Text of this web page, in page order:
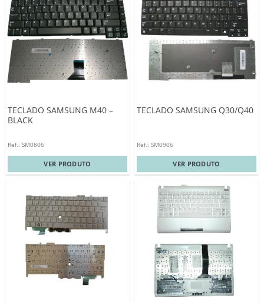
TECLADO SAMSUNG M40 –
BLACK
Ref.: SM0806
VER PRODUTO
TECLADO SAMSUNG Q30/Q40
Ref.: SM0906
VER PRODUTO